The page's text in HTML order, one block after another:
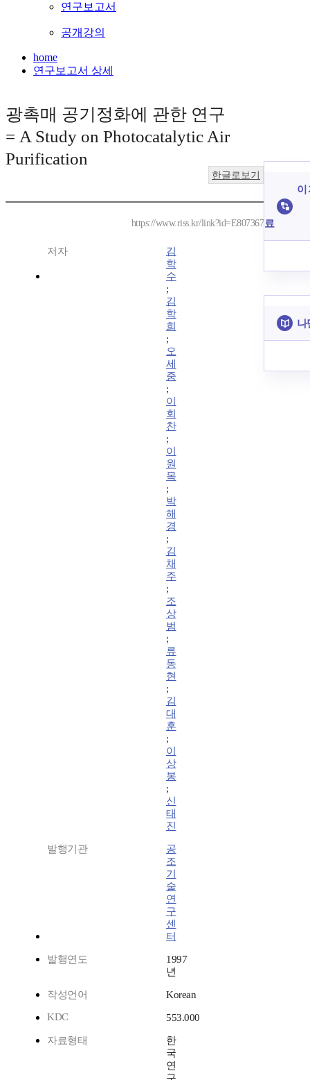
연구보고서
공개강의
home
연구보고서 상세
광촉매 공기정화에 관한 연구
= A Study on Photocatalytic Air
Purification
한글로보기
https://www.riss.kr/link?id=E807367
저자
김
학
수
;
김
학
희
;
오
세
중
;
이
회
찬
;
이
원
목
;
박
해
경
;
김
채
주
;
조
상
범
;
류
동
현
;
김
대
훈
;
이
상
봉
;
신
태
진
발행기관
공
조
기
술
연
구
센
터
발행연도
1997
년
작성언어
Korean
KDC
553.000
자료형태
한
국
연
이
료
나